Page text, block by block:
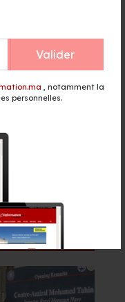
Valider
, notamment la
personnelles.
préliminaire
le marché de
stade Tessema
de DH
millions de sièges :
son
au Maroc
& Economie